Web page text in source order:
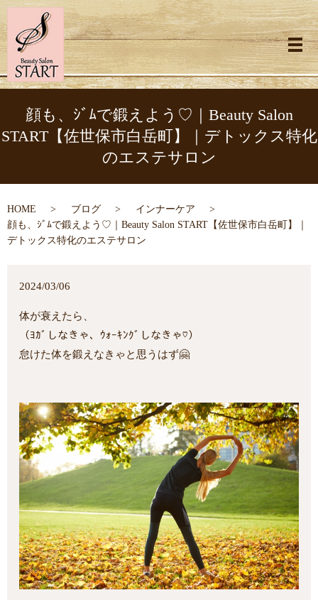
メ
顔も、ｼﾞﾑで鍛えよう♡｜Beauty Salon
START【佐世保市白岳町】｜デトックス特化
のエステサロン
HOME ブログ
インナーケア
顔も、ｼﾞﾑで鍛えよう♡｜Beauty Salon START【佐世保市白岳町】｜
デトックス特化のエステサロン
2024/03/06
体が衰えたら、
（ﾖｶﾞしなきゃ、ｳｫｰｷﾝｸﾞしなきゃ♡）
怠けた体を鍛えなきゃと思うはず🤗